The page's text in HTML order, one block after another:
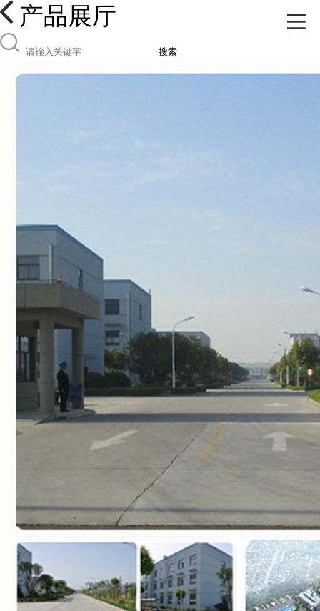
产品展厅
搜索